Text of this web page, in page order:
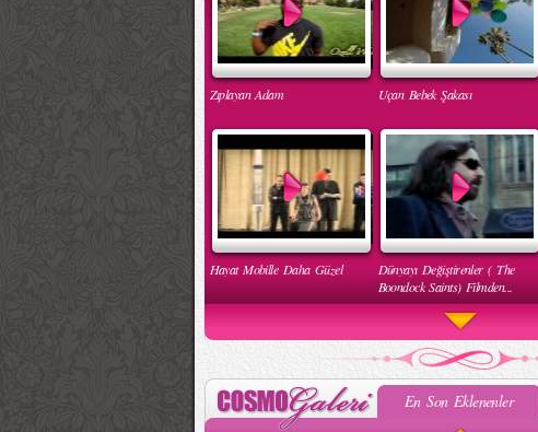
Zıplayan Adam Uçan Bebek Şakası
Hayat Mobille Daha Güzel
Dünyayı Değiştirenler ( The
Boondock Saints) Filmden...
En Son Eklenenler